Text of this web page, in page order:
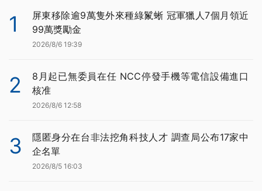
1
屏東移除逾9萬隻外來種綠鬣蜥 冠軍獵人7個月領近
99萬獎勵金
2026/8/6 19:39
2
8月起已無委員在任 NCC停發手機等電信設備進口
核准
2026/8/6 12:58
3
隱匿身分在台非法挖角科技人才 調查局公布17家中
企名單
2026/8/5 16:03